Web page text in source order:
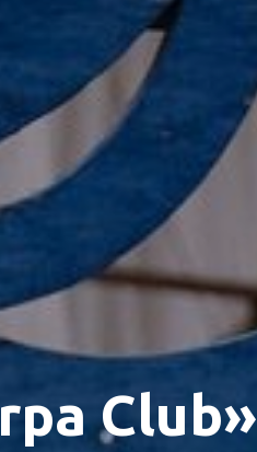
Club»